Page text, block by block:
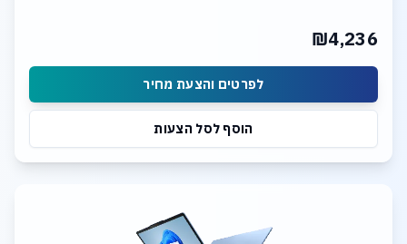
₪4,236
לפרטים והצעת מחיר
הוסף לסל הצעות